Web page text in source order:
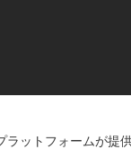
ットフォームが提